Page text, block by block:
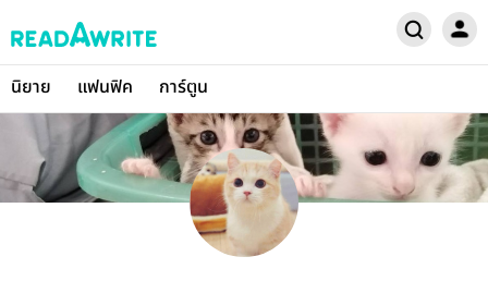
นิยาย แฟนฟิค การ์ตูน